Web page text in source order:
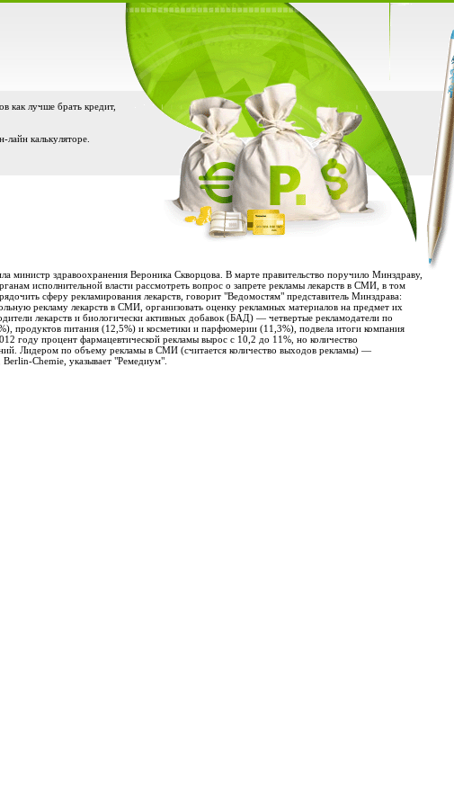
как лучше брать кредит,
калькуляторе.
министр здравоохранения Вероника Скворцова. В марте правительство поручило Минздраву,
исполнительной власти рассмотреть вопрос о запрете рекламы лекарств в СМИ, в том
сферу рекламирования лекарств, говорит "Ведомостям" представитель Минздрава:
рекламу лекарств в СМИ, организовать оценку рекламных материалов на предмет их
лекарств и биологически активных добавок (БАД) — четвертые рекламодатели по
продуктов питания (12,5%) и косметики и парфюмерии (11,3%), подвела итоги компания
году процент фармацевтической рекламы вырос с 10,2 до 11%, но количество
Лидером по объему рекламы в СМИ (считается количество выходов рекламы) —
Chemie, указывает "Ремедиум".